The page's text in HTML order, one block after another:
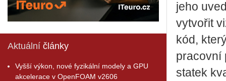
Aktuální články
Vyšší výkon, nové fyzikální modely a GPU
akcelerace v OpenFOAM v2606
jeho
vy­tvo­řit
kód,
pra­cov­ní
sta­tek